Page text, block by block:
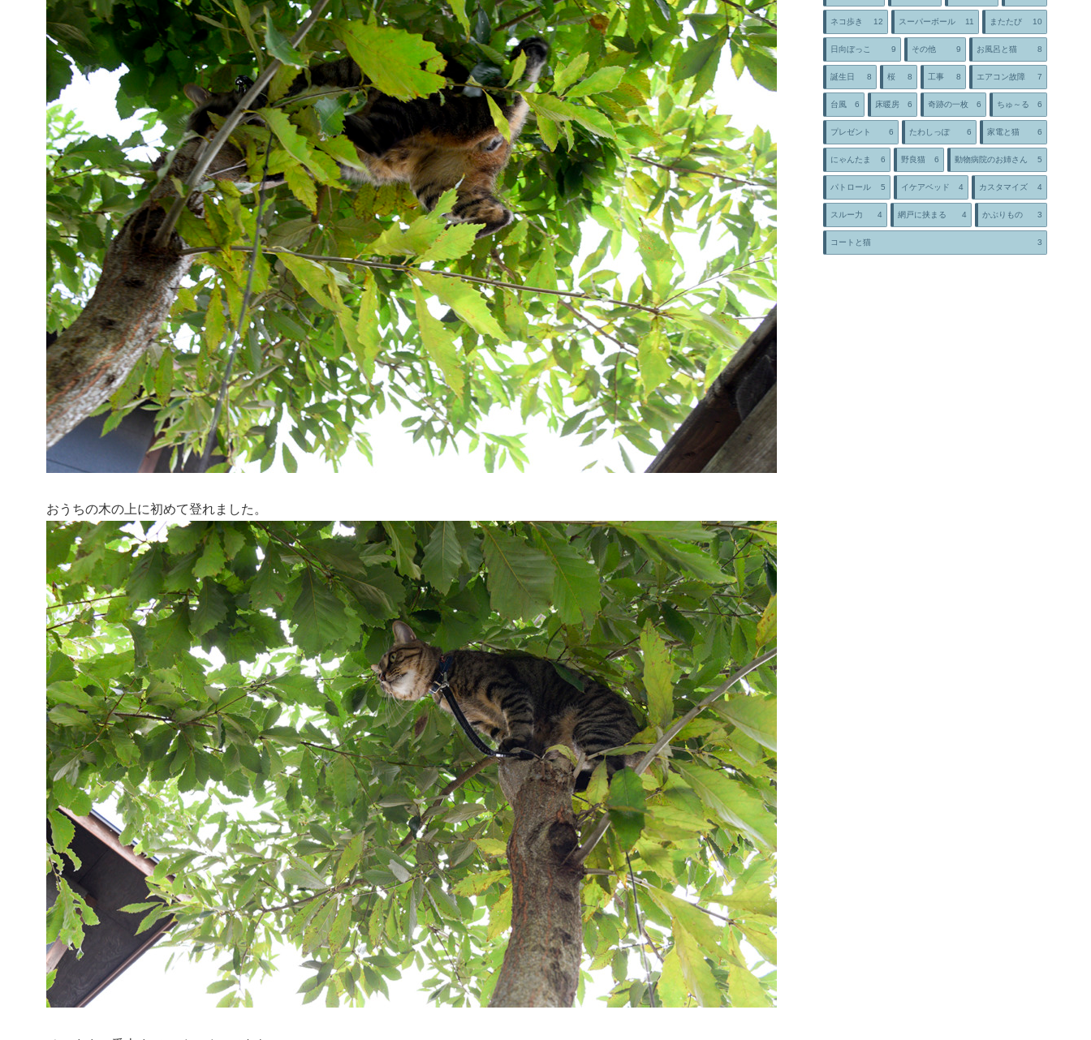
おうちの木の上に初めて登れました。
ネコ歩き 12 スーパーボール 11 またたび 10
日向ぼっこ 9 その他 9 お風呂と猫 8
誕生日 8 桜 8 工事 8 エアコン故障 7
台風 6 床暖房 6 奇跡の一枚 6 ちゅ～る 6
プレゼント 6 たわしっぽ 6 家電と猫 6
にゃんたま 6 野良猫 6 動物病院のお姉さん 5
パトロール 5 イケアベッド 4 カスタマイズ 4
スルー力 4 網戸に挟まる 4 かぶりもの 3
コートと猫 3